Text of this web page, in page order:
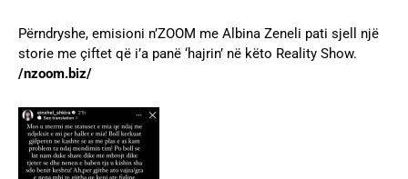
Përndryshe, emisioni n’ZOOM me Albina Zeneli pati sjell një
storie me çiftet që i’a panë ‘hajrin’ në këto Reality Show.
/nzoom.biz/